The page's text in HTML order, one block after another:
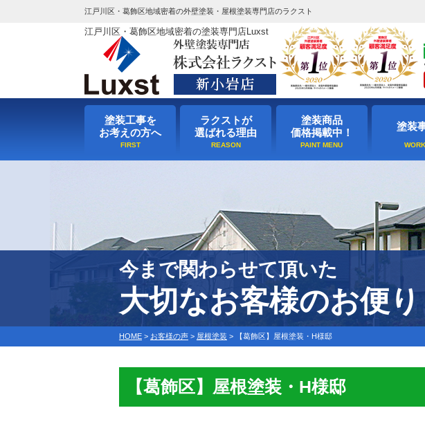
江戸川区・葛飾区地域密着の外壁塗装・屋根塗装専門店のラクスト
江戸川区・葛飾区地域密着の塗装専門店Luxst
塗装工事を
お考えの方へ
ラクストが
選ばれる理由
塗装商品
価格掲載中！
塗装
今まで関わらせて頂いた
大切なお客様のお便り
HOME > お客様の声 > 屋根塗装 > 【葛飾区】屋根塗装・H様邸
【葛飾区】屋根塗装・H様邸